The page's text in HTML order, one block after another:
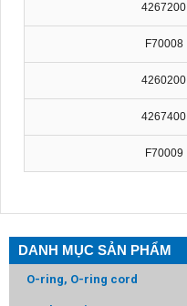
DANH MỤC SẢN PHẨM
O-ring, O-ring cord
4267200
F70008
4260200
4267400
F70009